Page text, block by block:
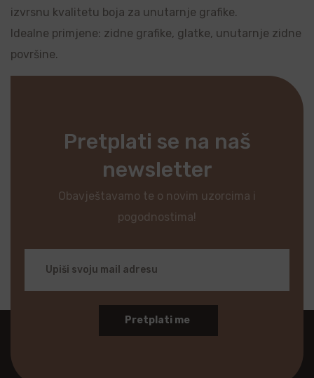
izvrsnu kvalitetu boja za unutarnje grafike.
Idealne primjene: zidne grafike, glatke, unutarnje zidne
površine.
Pretplati se na naš
newsletter
Obavještavamo te o novim uzorcima i
pogodnostima!
Pretplati me